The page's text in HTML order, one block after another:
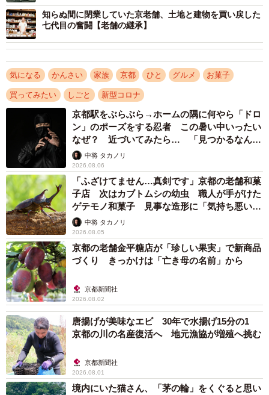
そんななか、1958年にアメリカの外食産業を視察するツ
アーに参加した祖父が、現地でロードサイドダイナーとい
う業態を知ります。ちょうど日本初の高速道路となる「名
チェンジからも近いことから、縁もゆかりもなかった山科
区の国道1号線沿いに土地を買い、ロードサイドレストラン
「ロマン」を開業しました。
「マールブランシュ」のフランスのモンブランクリームを使ったモンブ
ランは、1982年当時めずらしく注目されました
一方、洋菓子店「マールブランシュ」は、1982年に、2
代目となる河内さんの父の提案で開業します。ロードサイ
ドレストランで500円のランチを販売しているなか、1個
知らぬ間に閉業していた京老舗、土地と建物を買い戻した
七代目の奮闘【老舗の継承】
気になる かんさい 家族 京都 ひと グルメ お菓子
買ってみたい しごと 新型コロナ
京都駅をぶらぶら→ホームの隅に何やら「ドロ
ン」のポーズをする忍者 この暑い中いったい
なぜ？ 近づいてみたら… 「見つかるなんて
未熟」中将 タカノリ
2026.08.06
「ふざけてません…真剣です」京都の老舗和菓
子店 次はカブトムシの幼虫 職人が手がけた
ゲテモノ和菓子 見事な造形に「気持ち悪いく
らいリアル」
中将 タカノリ
2026.08.05
京都の老舗金平糖店が「珍しい果実」で新商品
づくり きっかけは「亡き母の名前」から
京都新聞社
2026.08.02
唐揚げが美味なエビ 30年で水揚げ15分の1
京都の川の名産復活へ 地元漁協が増殖へ挑む
京都新聞社
2026.08.01
境内にいた猫さん、「茅の輪」をくぐると思い